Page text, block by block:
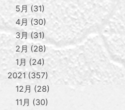
5月
31
4月
30
3月 31
2月
28
1月
24
2021 357
12月
28
11月
30